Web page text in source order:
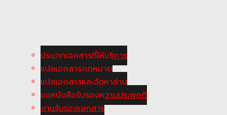
ประเภทเอกสารที่ให้บริการ
แปลเอกสารกฎหมาย
แปลเอกสารและจัดหาล่าม
ขอหนังสือรับรองความประพฤติ
งานรับรองเอกสาร